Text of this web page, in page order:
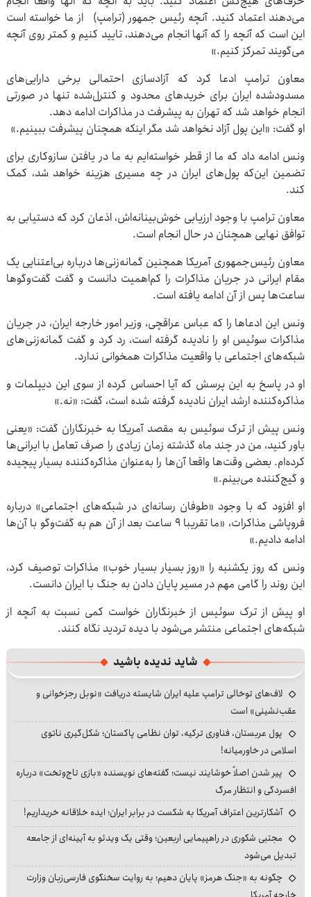
می‌دهند اعتماد کنید. آنچه رئیس جمهور (ترامپ) از ما خواسته است
این است که آنچه را که آنها انجام می‌دهند، تایید کنیم و کمتر روی آنچه
می‌گویند تمرکز کنیم.»
معاون ترامپ ادعا کرد که آزادسازی احتمالی برخی دارایی‌های
مسدودشده ایران برای خریدهای محدود و کنترل‌شده تنها در صورتی
انجام خواهد شد که تهران به پیشرفت در مذاکرات ادامه دهد.
او گفت: «این پول آزاد نخواهد شد مگر اینکه همچنان پیشرفت ببینیم.»
ونس ادامه داد که ما از قطر خواسته‌ایم به ما در یافتن سازوکاری برای
تضمین این‌که پول‌های ایران در چه مسیری هزینه خواهد شد، کمک
کند.
معاون ترامپ با وجود ارزیابی خوش‌بینانه‌اش، اذعان کرد که دستیابی به
توافق نهایی همچنان در حال انجام است.
معاون رئیس‌جمهوری آمریکا همچنین گمانه‌زنی‌ها درباره بی‌اعتنایی یک
مقام ایرانی در جریان مذاکرات را کم‌اهمیت دانست و گفت گفت‌وگوها
ساعت‌ها پس از آن ادامه یافته است.
ونس این ادعاها را که عباس عراقچی، وزیر امور خارجه ایران، در جریان
مذاکرات سوئیس او را نادیده گرفته است، رد کرد و گفت گمانه‌زنی‌های
شبکه‌های اجتماعی با واقعیت مذاکرات همخوانی ندارد.
او در پاسخ به این پرسش که آیا احساس کرده از سوی این دیپلمات و
مذاکره‌کننده ارشد ایران نادیده گرفته شده است، گفت: «نه.»
ونس پیش از ترک سوئیس به مقصد آمریکا به خبرنگاران گفت: «یعنی
باور کنید، من در چند ماه گذشته زمان زیادی را صرف تعامل با ایرانی‌ها
کرده‌ام. بعضی وقت‌ها واقعا آن‌ها را به‌عنوان مذاکره‌کننده بسیار پیچیده
و گیج‌کننده می‌بینم.»
او افزود که با وجود «طوفان رسانه‌ای در شبکه‌های اجتماعی» درباره
فروپاشی مذاکرات، «ما تقریبا ۹ ساعت بعد از آن هم به گفت‌وگو با آن‌ها
ادامه دادیم.»
ونس که روز یکشنبه را «روز بسیار بسیار خوب» مذاکرات توصیف کرد،
این روند را گامی مهم در مسیر پایان دادن به جنگ با ایران دانست.
او پیش از ترک سوئیس از خبرنگاران خواست کمی نسبت به آنچه از
شبکه‌های اجتماعی منتشر می‌شود با دیده تردید نگاه کنند.
شاید ندیده باشید
لاف‌های توخالی ترامپ علیه ایران شایسته دریافت «نوبل رجزخوانی و
عقب‌نشینی» است
پول عربستان، فناوری ترکیه، توان نظامی پاکستان؛ شکل‌گیری ناتوی
اسلامی در خاورمیانه!
پیر شدن اصلاً خوشایند نیست؛ گفته‌های نویسنده «بازی تاج‌وتخت» درباره
افسردگی و انتظار مرگ
آشکارترین اعتراف آمریکا به شکست در برابر ایران؛ ایده خلاقانه خریداریم!
مجتبی شکوری در راهپیمایی اربعین؛ وقتی یک ویدئو به آیینه‌ای از جامعه
تبدیل می‌شود
چگونه به «جنگ هرمز» پایان دهیم؛ به روایت سخنگوی فارسی‌زبان وزارت